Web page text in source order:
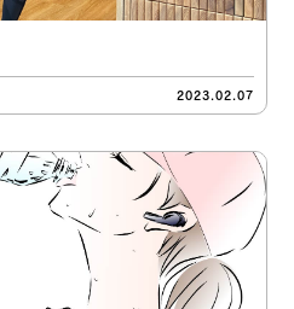
2023.02.07